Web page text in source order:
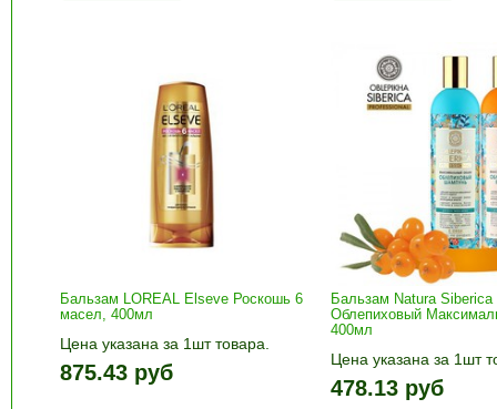
Бальзам LOREAL Elseve Роскошь 6
масел, 400мл
Цена указана за 1шт товара.
1шт прибавляется кнопками «+»
и «-». Выберите нужное
875.43 руб
Бальзам Natura Siberica
Облепиховый
400мл
Цена указана за 1шт
1шт прибавляется
и «-». Выберите
478.13 руб